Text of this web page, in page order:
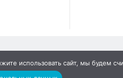
использовать сайт, мы будем